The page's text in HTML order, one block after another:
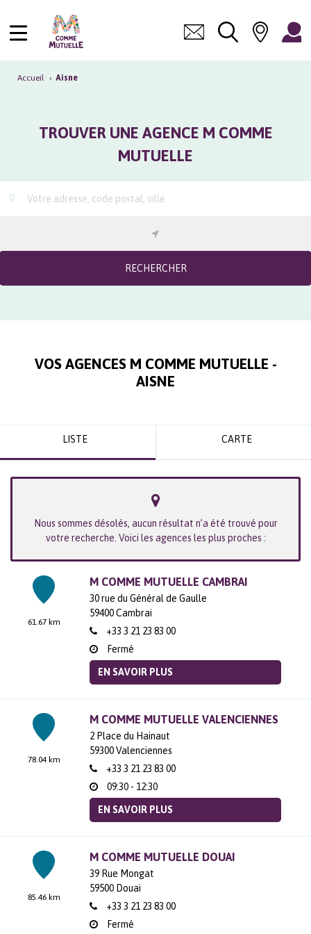
Accueil › Aisne
TROUVER UNE AGENCE M COMME
MUTUELLE
RECHERCHER
VOS AGENCES M COMME MUTUELLE -
AISNE
LISTE CARTE
Nous sommes désolés, aucun résultat n’a été trouvé pour
votre recherche. Voici les agences les plus proches :
61.67 km
M COMME MUTUELLE CAMBRAI
30 rue du Général de Gaulle
59400Cambrai
+33 3 21 23 83 00
Fermé
EN SAVOIR PLUS
78.04 km
M COMME MUTUELLE VALENCIENNES
2 Place du Hainaut
59300Valenciennes
+33 3 21 23 83 00
09:30 - 12:30
EN SAVOIR PLUS
85.46 km
M COMME MUTUELLE DOUAI
39 Rue Mongat
59500 Douai
+33 3 21 23 83 00
Fermé